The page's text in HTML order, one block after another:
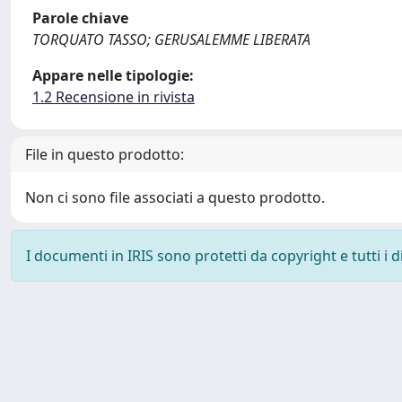
Parole chiave
TORQUATO TASSO; GERUSALEMME LIBERATA
Appare nelle tipologie:
1.2 Recensione in rivista
File in questo prodotto:
Non ci sono file associati a questo prodotto.
I documenti in IRIS sono protetti da copyright e tutti i